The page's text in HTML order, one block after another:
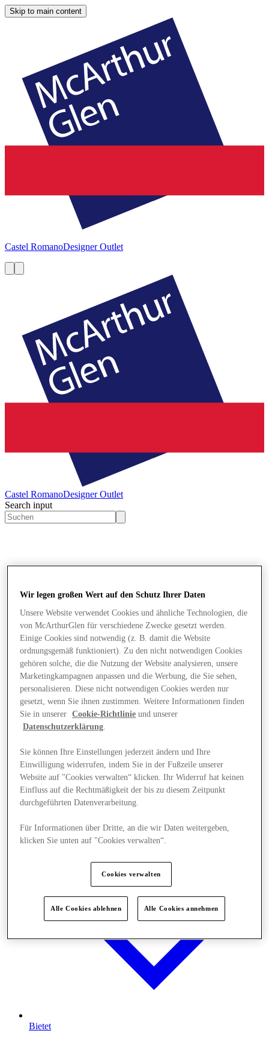
Skip to main content
Castel RomanoDesigner Outlet
Castel RomanoDesigner Outlet
Search input
Läden
Bietet
Wir legen großen Wert auf den Schutz Ihrer Daten
Unsere Website verwendet Cookies und ähnliche Technologien, die
von McArthurGlen für verschiedene Zwecke gesetzt werden.
Einige Cookies sind notwendig (z. B. damit die Website
ordnungsgemäß funktioniert). Zu den nicht notwendigen Cookies
gehören solche, die die Nutzung der Website analysieren, unsere
Marketingkampagnen anpassen und die Werbung, die Sie sehen,
personalisieren. Diese nicht notwendigen Cookies werden nur
gesetzt, wenn Sie ihnen zustimmen. Weitere Informationen finden
Sie in unserer
Cookie-Richtlinie und unserer
Datenschutzerklärung
Sie können Ihre Einstellungen jederzeit ändern und Ihre
Einwilligung widerrufen, indem Sie in der Fußzeile unserer
Website auf "Cookies verwalten“ klicken. Ihr Widerruf hat keinen
Einfluss auf die Rechtmäßigkeit der bis zu diesem Zeitpunkt
durchgeführten Datenverarbeitung.
Für Informationen über Dritte, an die wir Daten weitergeben,
klicken Sie unten auf "Cookies verwalten“.
Cookies verwalten
Alle Cookies ablehnen Alle Cookies annehmen